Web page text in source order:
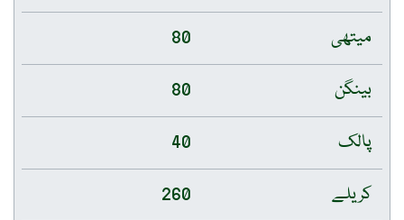
میتھی
80
بینگن
80
پالک
40
کریلے
260